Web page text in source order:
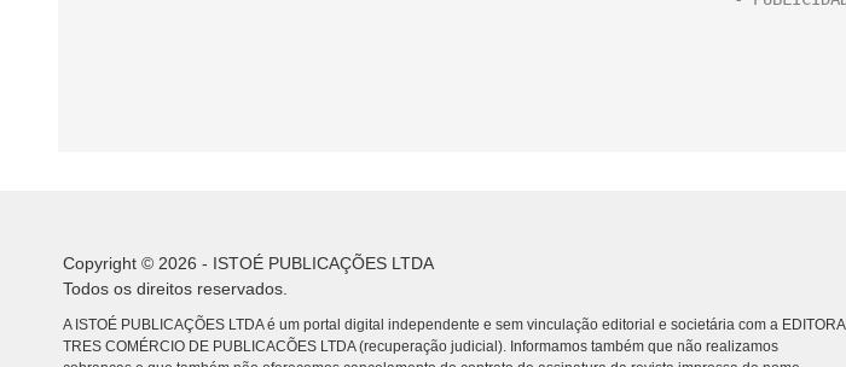
Copyright © 2026 - ISTOÉ PUBLICAÇÕES LTDA
Todos os direitos reservados.
A ISTOÉ PUBLICAÇÕES LTDA é um portal digital independente e sem vinculação editorial e societária com a EDITORA
TRES COMÉRCIO DE PUBLICACÕES LTDA (recuperação judicial). Informamos também que não realizamos